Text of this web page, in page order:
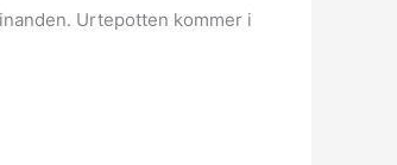
Urtepotten kommer i